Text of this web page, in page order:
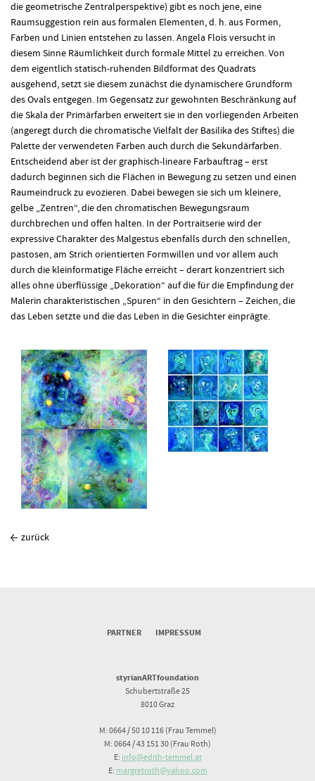
die geometrische Zentralperspektive) gibt es noch jene, eine
Raumsuggestion rein aus formalen Elementen, d. h. aus Formen,
Farben und Linien entstehen zu lassen. Angela Flois versucht in
diesem Sinne Räumlichkeit durch formale Mittel zu erreichen. Von
dem eigentlich statisch-ruhenden Bildformat des Quadrats
ausgehend, setzt sie diesem zunächst die dynamischere Grundform
des Ovals entgegen. Im Gegensatz zur gewohnten Beschränkung auf
die Skala der Primärfarben erweitert sie in den vorliegenden Arbeiten
(angeregt durch die chromatische Vielfalt der Basilika des Stiftes) die
Palette der verwendeten Farben auch durch die Sekundärfarben.
Entscheidend aber ist der graphisch-lineare Farbauftrag – erst
dadurch beginnen sich die Flächen in Bewegung zu setzen und einen
Raumeindruck zu evozieren. Dabei bewegen sie sich um kleinere,
gelbe „Zentren“, die den chromatischen Bewegungsraum
durchbrechen und offen halten. In der Portraitserie wird der
expressive Charakter des Malgestus ebenfalls durch den schnellen,
pastosen, am Strich orientierten Formwillen und vor allem auch
durch die kleinformatige Fläche erreicht – derart konzentriert sich
alles ohne überflüssige „Dekoration“ auf die für die Empfindung der
Malerin charakteristischen „Spuren“ in den Gesichtern – Zeichen, die
das Leben setzte und die das Leben in die Gesichter einprägte.
zurück
PARTNER IMPRESSUM
styrianARTfoundation
Schubertstraße 25
8010 Graz
M: 0664 / 50 10 116 (Frau Temmel)
M: 0664 / 43 151 30 (Frau Roth)
E: info@edith-temmel.at
E: margretroth@yahoo.com